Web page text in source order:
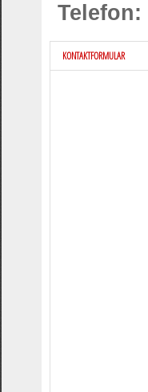
Telefon:
KONTAKTFORMULAR